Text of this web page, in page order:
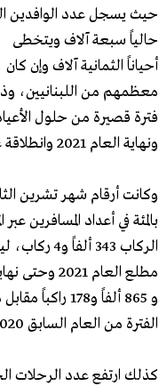
حيث يسجل عدد الوافدين
حالياً سبعة آلاف ويتخطى
أحياناً الثمانية آلاف وإن كان
معظمهم من اللبنانيين،
فترة قصيرة من حلول
ونهاية العام 2021 وانطلاقة عام جديد.
بالمئة في أعداد المسافرين
الركاب 343
مطلع العام
الفترة من العام السابق 2020، أي بزيادة لامست 75 بالمئة.
كذلك ارتفع عدد الرحلات